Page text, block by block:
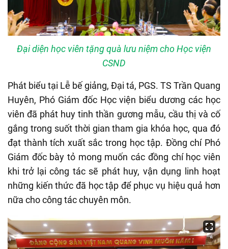
Đại diện học viên tặng quà lưu niệm cho Học viện
CSND
Phát biểu tại Lễ bế giảng, Đại tá, PGS. TS Trần Quang
Huyên, Phó Giám đốc Học viện biểu dương các học
viên đã phát huy tinh thần gương mẫu, cầu thị và cố
gắng trong suốt thời gian tham gia khóa học, qua đó
đạt thành tích xuất sắc trong học tập. Đồng chí Phó
Giám đốc bày tỏ mong muốn các đồng chí học viên
khi trở lại công tác sẽ phát huy, vận dụng linh hoạt
những kiến thức đã học tập để phục vụ hiệu quả hơn
nữa cho công tác chuyên môn.